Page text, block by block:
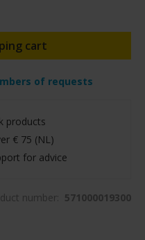
cart
of requests
products
€ 75 (NL)
for advice
number: 571000019300